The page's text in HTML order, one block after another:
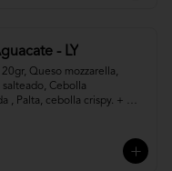
- LY
Queso mozzarella,
Cebolla
, Palta, cebolla crispy. +